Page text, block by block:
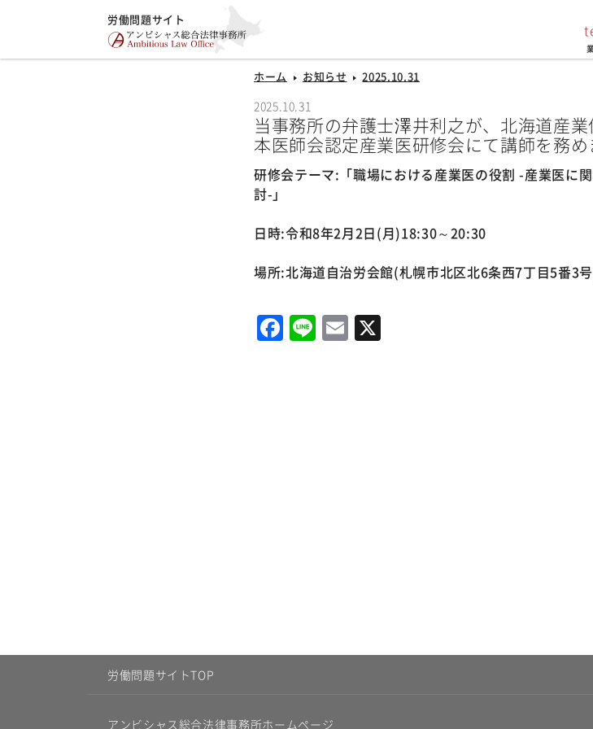
労働問題サイト
ホーム お知らせ 2025.10.31
2025.10.31
当事務所の弁護士澤井利之が、北海道産
本医師会認定産業医研修会にて講師を務め
研修会テーマ:「職場における産業医の役割 -産業医に
討-」
日時:令和8年2月2日(月)18:30～20:30
場所:北海道自治労会館(札幌市北区北6条西7丁目5番3
Facebook
LineEmail
労働問題サイトTOP
アンビシャス総合法律事務所ホームページ